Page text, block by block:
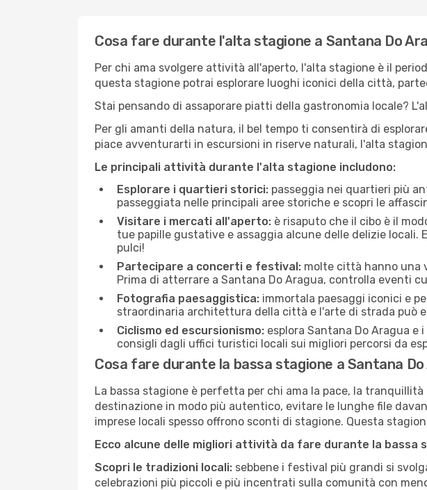
Cosa fare durante l'alta stagione a Santana Do
Per chi ama svolgere attività all'aperto, l'alta stagione è il
questa stagione potrai esplorare luoghi iconici della città,
Stai pensando di assaporare piatti della gastronomia locale?
Per gli amanti della natura, il bel tempo ti consentirà di
piace avventurarti in escursioni in riserve naturali, l'alta
Le principali attività durante l'alta stagione includono:
Esplorare i quartieri storici: passeggia nei quartieri più
passeggiata nelle principali aree storiche e scopri le
Visitare i mercati all'aperto: è risaputo che il cibo è il
tue papille gustative e assaggia alcune delle delizie
pulci!
Partecipare a concerti e festival: molte città hanno una
Prima di atterrare a Santana Do Aragua, controlla eventi
Fotografia paesaggistica: immortala paesaggi iconici e
straordinaria architettura della città e l'arte di strada può
Ciclismo ed escursionismo: esplora Santana Do Aragua
consigli dagli uffici turistici locali sui migliori percorsi da
Cosa fare durante la bassa stagione a Santana Do
La bassa stagione è perfetta per chi ama la pace, la
destinazione in modo più autentico, evitare le lunghe file
imprese locali spesso offrono sconti di stagione. Questa
Ecco alcune delle migliori attività da fare durante la bassa
Scopri le tradizioni locali: sebbene i festival più grandi si
celebrazioni più piccoli e più incentrati sulla comunità con